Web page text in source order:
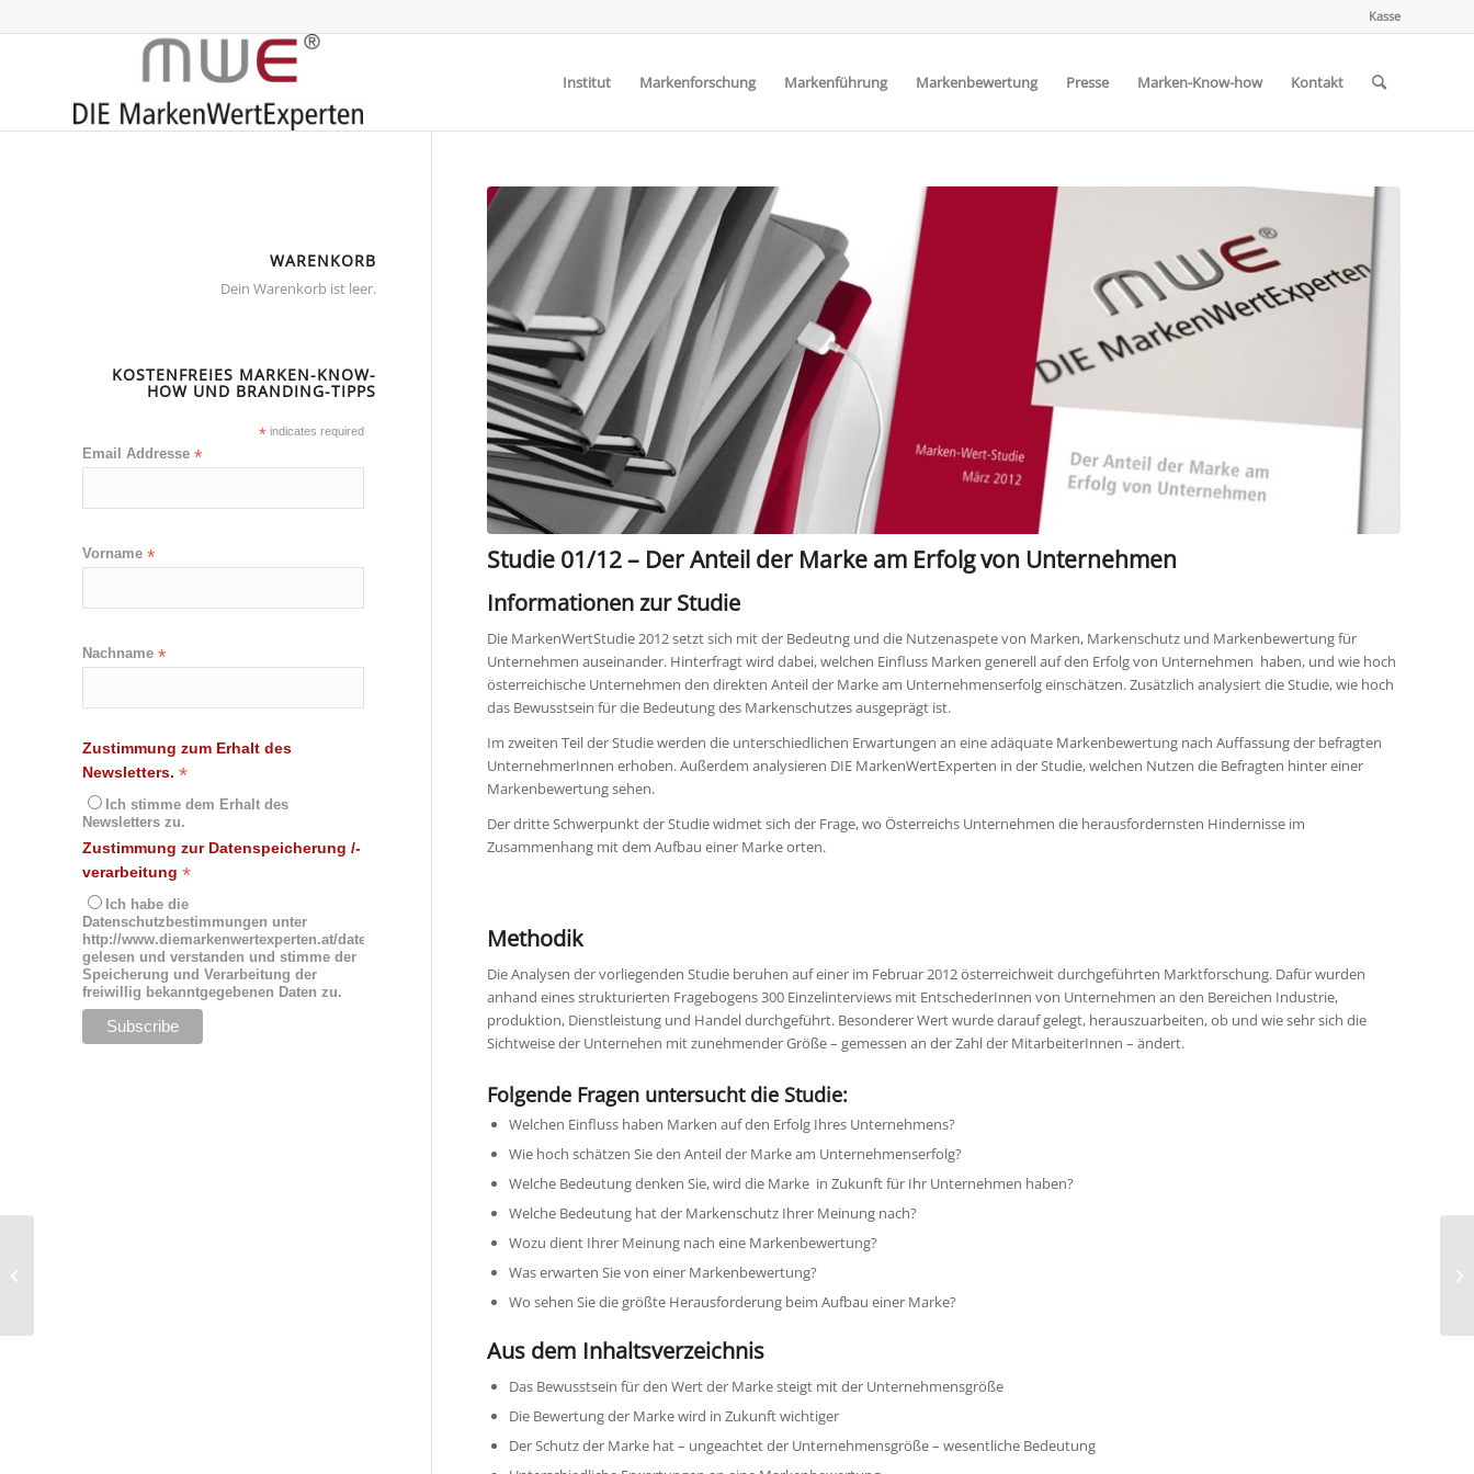
Kasse
Institut Markenforschung Markenführung Markenbewertung Presse Marken-Know-how Kontakt
Studie 01/12 – Der Anteil der Marke am Erfolg von Unternehmen
Informationen zur Studie
Die MarkenWertStudie 2012 setzt sich mit der Bedeutng und die Nutzenaspete von Marken, Markenschutz und Markenbewertung für
Unternehmen auseinander. Hinterfragt wird dabei, welchen Einfluss Marken generell auf den Erfolg von Unternehmen haben, und wie hoch
österreichische Unternehmen den direkten Anteil der Marke am Unternehmenserfolg einschätzen. Zusätzlich analysiert die Studie, wie hoch
das Bewusstsein für die Bedeutung des Markenschutzes ausgeprägt ist.
Im zweiten Teil der Studie werden die unterschiedlichen Erwartungen an eine adäquate Markenbewertung nach Auffassung der befragten
UnternehmerInnen erhoben. Außerdem analysieren DIE MarkenWertExperten in der Studie, welchen Nutzen die Befragten hinter einer
Markenbewertung sehen.
Der dritte Schwerpunkt der Studie widmet sich der Frage, wo Österreichs Unternehmen die herausfordernsten Hindernisse im
Zusammenhang mit dem Aufbau einer Marke orten.
Methodik
Die Analysen der vorliegenden Studie beruhen auf einer im Februar 2012 österreichweit durchgeführten Marktforschung. Dafür wurden
anhand eines strukturierten Fragebogens 300 Einzelinterviews mit EntschederInnen von Unternehmen an den Bereichen Industrie,
produktion, Dienstleistung und Handel durchgeführt. Besonderer Wert wurde darauf gelegt, herauszuarbeiten, ob und wie sehr sich die
Sichtweise der Unternehen mit zunehmender Größe – gemessen an der Zahl der MitarbeiterInnen – ändert.
Folgende Fragen untersucht die Studie:
Welchen Einfluss haben Marken auf den Erfolg Ihres Unternehmens?
Wie hoch schätzen Sie den Anteil der Marke am Unternehmenserfolg?
Welche Bedeutung denken Sie, wird die Marke in Zukunft für Ihr Unternehmen haben?
Welche Bedeutung hat der Markenschutz Ihrer Meinung nach?
Wozu dient Ihrer Meinung nach eine Markenbewertung?
Was erwarten Sie von einer Markenbewertung?
Wo sehen Sie die größte Herausforderung beim Aufbau einer Marke?
Aus dem Inhaltsverzeichnis
Das Bewusstsein für den Wert der Marke steigt mit der Unternehmensgröße
Die Bewertung der Marke wird in Zukunft wichtiger
Der Schutz der Marke hat – ungeachtet der Unternehmensgröße – wesentliche Bedeutung
WARENKORB
Dein Warenkorb ist leer.
KOSTENFREIES MARKEN-KNOW-
HOW UND BRANDING-TIPPS
* indicates required
Email Addresse*
Vorname*
Nachname*
Zustimmung zum Erhalt des
Newsletters.*
Ich stimme dem Erhalt des
Newsletters zu.
Zustimmung zur Datenspeicherung /-
verarbeitung*
Ich habe die
Datenschutzbestimmungen unter
http://www.diemarkenwertexperten.at/datenschutz/
gelesen und verstanden und stimme der
Speicherung und Verarbeitung der
freiwillig bekanntgegebenen Daten zu.